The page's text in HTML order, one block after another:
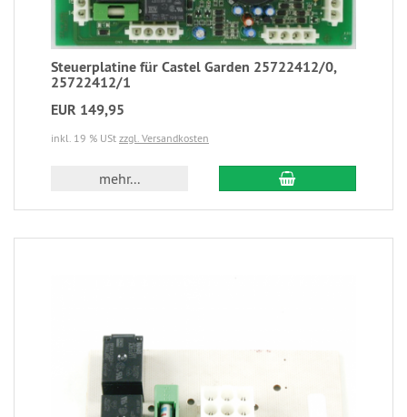
Steuerplatine für Castel Garden 25722412/0,
25722412/1
EUR 149,95
inkl. 19 % USt zzgl. Versandkosten
mehr...